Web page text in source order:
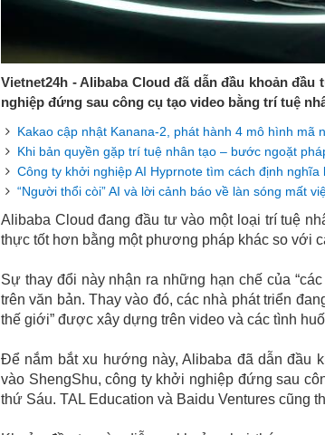
Vietnet24h - Alibaba Cloud đã dẫn đầu khoản
nghiệp đứng sau công cụ tạo video bằng trí tuệ
Kakao cập nhật Kanana-2, phát hành 4 mô hình mã
Khi bản quyền gặp trí tuệ nhân tạo – bước ngoặt
Công ty khởi nghiệp AI Hyprnote tìm cách định
“Người thổi còi” AI và lời cảnh báo về làn sóng mất
Alibaba Cloud đang đầu tư vào một loại trí tuệ
thực tốt hơn bằng một phương pháp khác so với
Sự thay đổi này nhận ra những hạn chế của
trên văn bản. Thay vào đó, các nhà phát triển
thế giới” được xây dựng trên video và các tình
Để nắm bắt xu hướng này, Alibaba đã dẫn đầu
vào ShengShu, công ty khởi nghiệp đứng sau
thứ Sáu. TAL Education và Baidu Ventures cũng